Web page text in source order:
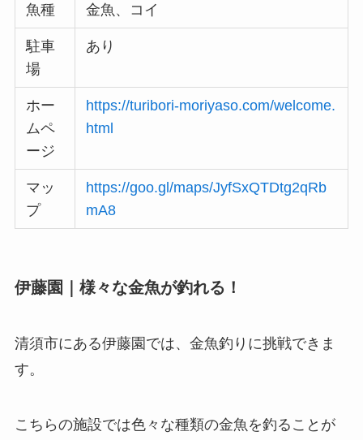
魚種 金魚、コイ
駐車
場
あり
ホー
ムペ
ージ
https://turibori-moriyaso.com/welcome.
html
マッ
プ
https://goo.gl/maps/JyfSxQTDtg2qRb
mA8
伊藤園｜様々な金魚が釣れる！
清須市にある伊藤園では、金魚釣りに挑戦できま
す。
こちらの施設では色々な種類の金魚を釣ることが